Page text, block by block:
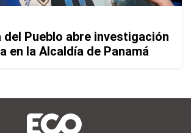
del Pueblo abre investigación
en la Alcaldía de Panamá